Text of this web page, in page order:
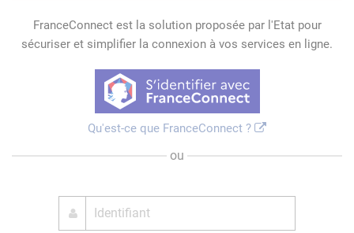
FranceConnect est la solution proposée par l'Etat pour
sécuriser et simplifier la connexion à vos services en ligne.
Qu'est-ce que FranceConnect ?
ou